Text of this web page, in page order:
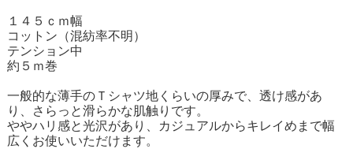
１４５ｃｍ幅
コットン（混紡率不明）
テンション中
約５ｍ巻
一般的な薄手のＴシャツ地くらいの厚みで、透け感があ
り、さらっと滑らかな肌触りです。
ややハリ感と光沢があり、カジュアルからキレイめまで幅
広くお使いいただけます。